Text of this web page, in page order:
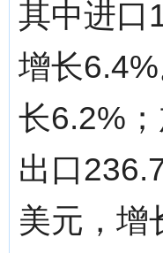
其中进口
增长
长6.2%
出口
美元，增